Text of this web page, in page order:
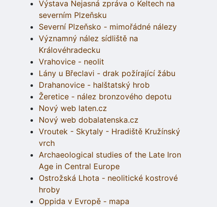
Výstava Nejasná zpráva o Keltech na
severním Plzeňsku
Severní Plzeňsko - mimořádné nálezy
Významný nález sídliště na
Královéhradecku
Vrahovice - neolit
Lány u Břeclavi - drak požírající žábu
Drahanovice - halštatský hrob
Žeretice - nález bronzového depotu
Nový web laten.cz
Nový web dobalatenska.cz
Vroutek - Skytaly - Hradiště Kružínský
vrch
Archaeological studies of the Late Iron
Age in Central Europe
Ostrožská Lhota - neolitické kostrové
hroby
Oppida v Evropě - mapa